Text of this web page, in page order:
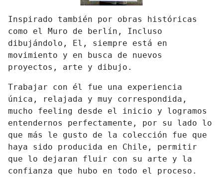
Inspirado también por obras históricas
como el Muro de berlín, Incluso
dibujándolo, El, siempre está en
movimiento y en busca de nuevos
proyectos, arte y dibujo.
Trabajar con él fue una experiencia
única, relajada y muy correspondida,
mucho feeling desde el inicio y logramos
entendernos perfectamente, por su lado lo
que más le gusto de la colección fue que
haya sido producida en Chile, permitir
que lo dejaran fluir con su arte y la
confianza que hubo en todo el proceso.